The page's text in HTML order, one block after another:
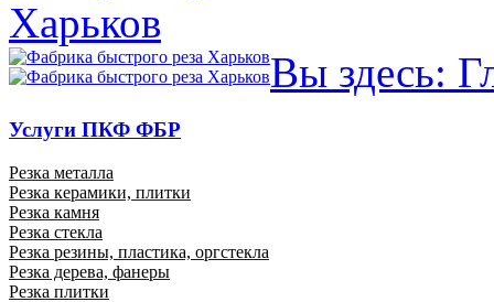
Вы здесь:
Услуги ПКФ ФБР
Резка металла
Резка керамики, плитки
Резка камня
Резка стекла
Резка резины, пластика, оргстекла
Резка дерева, фанеры
Резка плитки